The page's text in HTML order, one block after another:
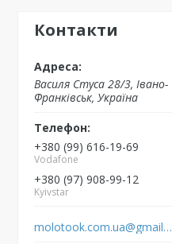
Контакти
Василя Стуса 28/3, Івано-
Франківськ, Україна
+380 (99) 616-19-69
Vodafone
+380 (97) 908-99-12
Kyivstar
molotook.com.ua@gmail.com